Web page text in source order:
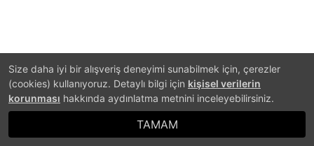
Size daha iyi bir alışveriş deneyimi sunabilmek için, çerezler
(cookies) kullanıyoruz. Detaylı bilgi için kişisel verilerin
korunması hakkında aydınlatma metnini inceleyebilirsiniz.
TAMAM